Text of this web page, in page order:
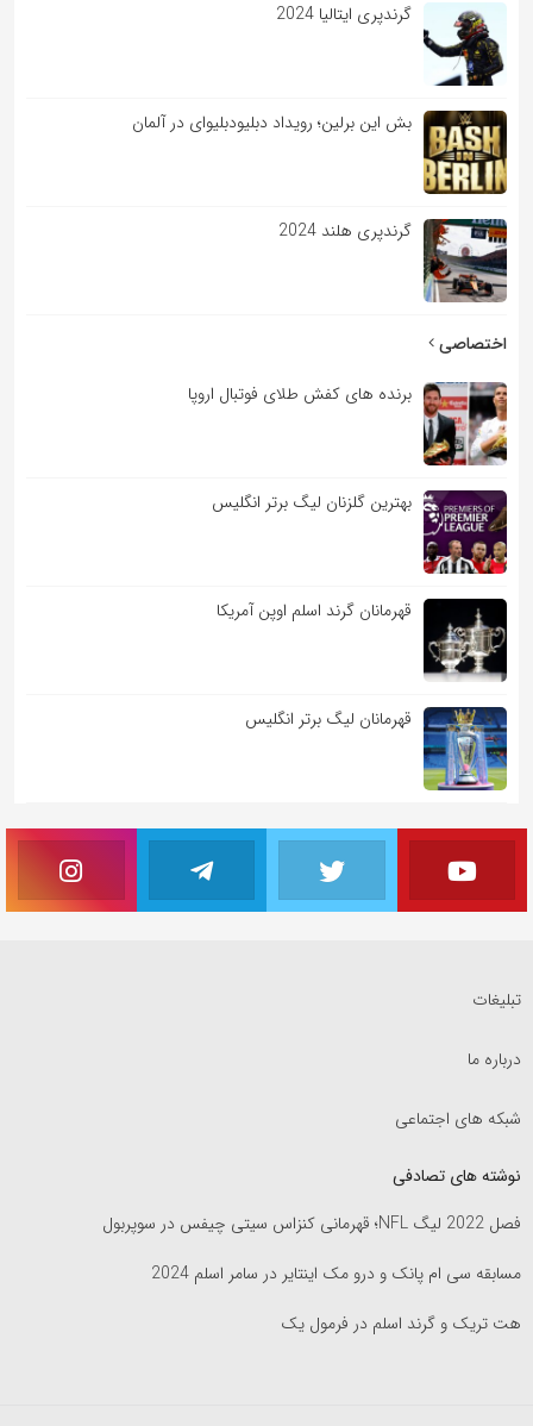
گرندپری ایتالیا 2024
بش این برلین؛ رویداد دبلیودبلیوای در آلمان
گرندپری هلند 2024
اختصاصی
برنده های کفش طلای فوتبال اروپا
بهترین گلزنان لیگ برتر انگلیس
قهرمانان گرند اسلم اوپن آمریکا
قهرمانان لیگ برتر انگلیس
تبلیغات
درباره ما
شبکه های اجتماعی
نوشته های تصادفی
فصل 2022 لیگ NFL؛ قهرمانی کنزاس سیتی چیفس در سوپربول
مسابقه سی ام پانک و درو مک اینتایر در سامر اسلم 2024
هت تریک و گرند اسلم در فرمول یک